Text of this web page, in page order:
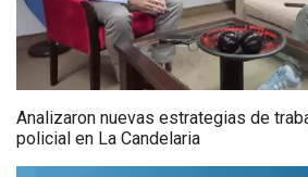
Analizaron nuevas estrategias de
policial en La Candelaria